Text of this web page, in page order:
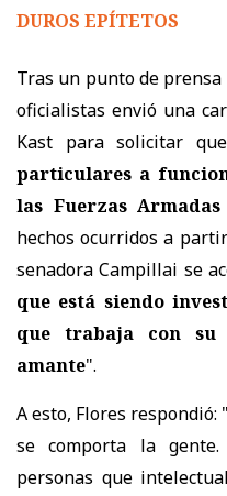
DUROS EPÍTETOS
Tras un punto de prensa
oficialistas envió una
Kast para solicitar que
particulares a
las Fuerzas Armadas
hechos ocurridos a
senadora Campillai se
que está siendo
que trabaja con
amante".
A esto, Flores respondió:
se comporta la
personas que